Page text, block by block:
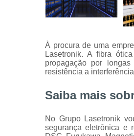
À procura de uma
Lasetronik. A fibra
propagação por
resistência a
Saiba mais
No Grupo Lasetronik
segurança eletrônica e